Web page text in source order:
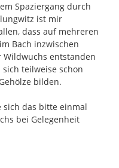
Spaziergang durch
ist mir
dass auf mehreren
Bach inzwischen
Wildwuchs entstanden
teilweise schon
bilden.
sich das bitte einmal
bei Gelegenheit